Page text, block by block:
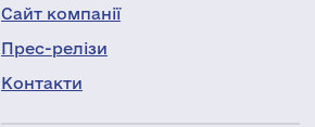
Сайт компанії
Прес-релізи
Контакти